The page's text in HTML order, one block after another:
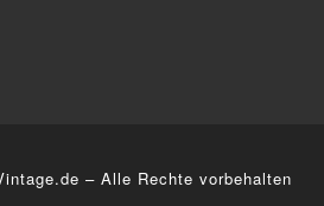
– Alle Rechte vorbehalten